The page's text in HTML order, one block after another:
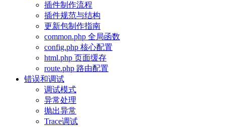
插件制作流程
插件规范与结构
更新包制作指南
common.php 全局函数
config.php 核心配置
html.php 页面缓存
route.php 路由配置
错误和调试
调试模式
异常处理
抛出异常
Trace调试